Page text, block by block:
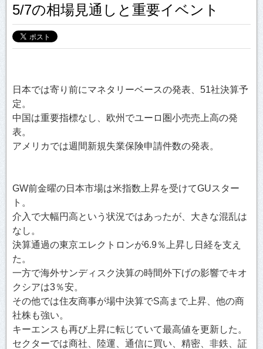
5/7の相場見通しと重要イベント
日本では寄り前にマネタリーベースの発表、51社決算予
定。
中国は重要指標なし、欧州でユーロ圏小売売上高の発
表。
アメリカでは週間新規失業保険申請件数の発表。
GW前金曜の日本市場は米指数上昇を受けてGUスター
ト。
介入で大幅円高という状況ではあったが、大きな混乱は
なし。
決算通過の東京エレクトロンが6.9％上昇し日経を支え
た。
一方で海外サンディスク決算の時間外下げの影響でキオ
クシアは3％安。
その他では住友商事が場中決算でS高まで上昇、他の商
社株も強い。
キーエンスも再び上昇に転じていて最高値を更新した。
セクターでは商社、陸運、通信に買い、精密、非鉄、証